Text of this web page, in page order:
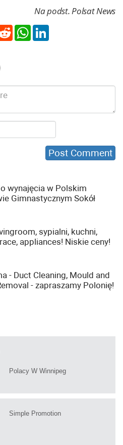
Na podst. Polsat News
Reddit WhatsApp
wynajęcia w Polskim
Gimnastycznym Sokół
sypialni, kuchni,
appliances! Niskie ceny!
- Duct Cleaning, Mould and
- zapraszamy Polonię!
Polacy W Winnipeg
Simple Promotion